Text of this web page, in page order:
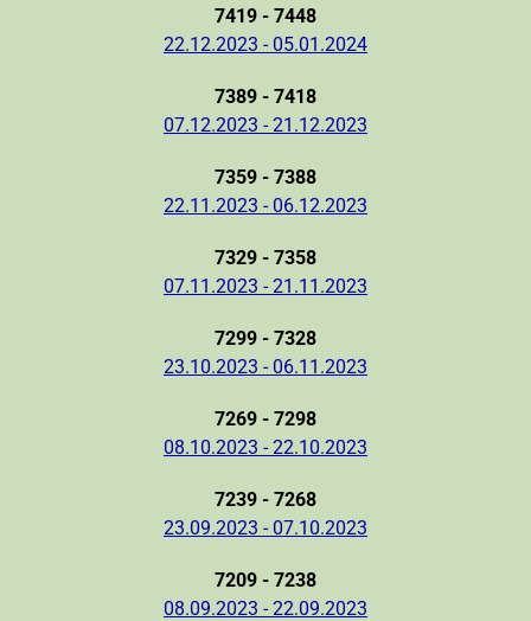
7419 - 7448
22.12.2023 - 05.01.2024
7389 - 7418
07.12.2023 - 21.12.2023
7359 - 7388
22.11.2023 - 06.12.2023
7329 - 7358
07.11.2023 - 21.11.2023
7299 - 7328
23.10.2023 - 06.11.2023
7269 - 7298
08.10.2023 - 22.10.2023
7239 - 7268
23.09.2023 - 07.10.2023
7209 - 7238
08.09.2023 - 22.09.2023